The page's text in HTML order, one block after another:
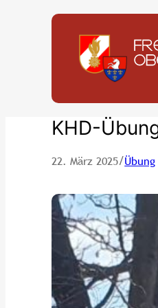
KHD-
22. März 2025/Übung